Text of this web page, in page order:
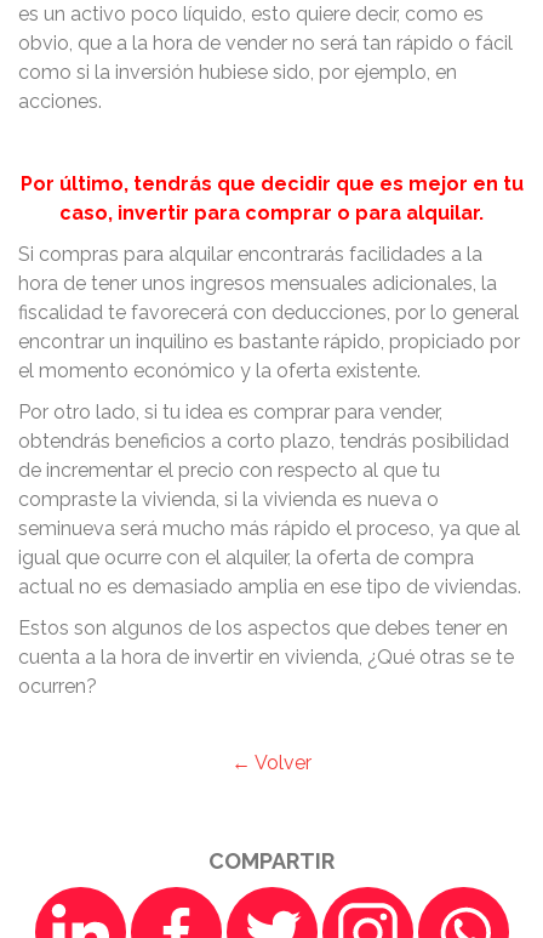
es un activo poco líquido, esto quiere decir, como es
obvio, que a la hora de vender no será tan rápido o fácil
como si la inversión hubiese sido, por ejemplo, en
acciones.
Por último, tendrás que decidir que es mejor en tu
caso, invertir para comprar o para alquilar.
Si compras para alquilar encontrarás facilidades a la
hora de tener unos ingresos mensuales adicionales, la
fiscalidad te favorecerá con deducciones, por lo general
encontrar un inquilino es bastante rápido, propiciado por
el momento económico y la oferta existente.
Por otro lado, si tu idea es comprar para vender,
obtendrás beneficios a corto plazo, tendrás posibilidad
de incrementar el precio con respecto al que tu
compraste la vivienda, si la vivienda es nueva o
seminueva será mucho más rápido el proceso, ya que al
igual que ocurre con el alquiler, la oferta de compra
actual no es demasiado amplia en ese tipo de viviendas.
Estos son algunos de los aspectos que debes tener en
cuenta a la hora de invertir en vivienda, ¿Qué otras se te
ocurren?
← Volver
COMPARTIR